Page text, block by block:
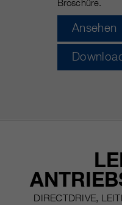
Broschüre.
Ansehen
DIRECTDRIVE,
https://
die uns